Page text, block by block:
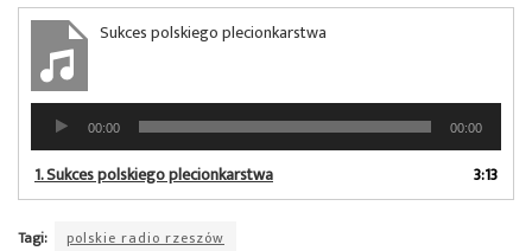
Sukces polskiego plecionkarstwa
Odtwarzacz
plików
dźwiękowych
00:00 00:00
1.Sukces polskiego plecionkarstwa 3:13
Tagi: polskie radio rzeszów